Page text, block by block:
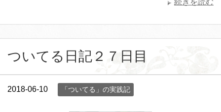
続きを読む
ついてる日記２７日目
2018-06-10 「ついてる」の実践記